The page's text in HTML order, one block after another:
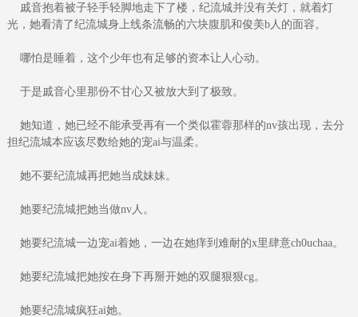
戚音抱着被子轻手轻脚地走下了楼，纪流城并没有关灯，就着灯
光，她看清了纪流城身上线条流畅的六块腹肌和俊美b人的面容。
哪怕是睡着，这个少年也有足够的资本让人心动。
于是戚音心里那份不甘心又被放大到了极致。
她知道，她已经不能承受再有一个类似霍蓉那样的nv孩出现，去分
担纪流城本应该尽数给她的宠ai与温柔。
她不要纪流城再把她当成妹妹。
她要纪流城把她当做nv人。
她要纪流城一边宠ai着她，一边在她痒到难耐的x里肆意ch0uchaa。
她要纪流城把她按在身下再掰开她的双腿狠狠cg。
她要纪流城疯狂ai她。